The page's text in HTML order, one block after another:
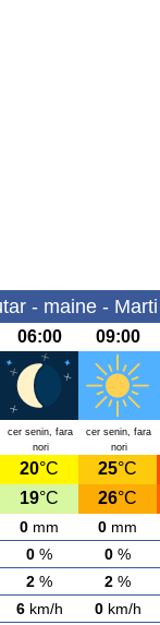
- maine -
06:00 09:00
cer senin, fara
nori
cer senin, fara
nori
20°C 25°C
19°C 26°C
0 mm 0 mm
0 % 0 %
2 % 2 %
6km/h 0km/h